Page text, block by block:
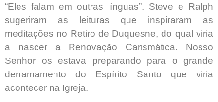
“Eles falam em outras línguas”. Steve e Ralph
sugeriram as leituras que inspiraram as
meditações no Retiro de Duquesne, do qual viria
a nascer a Renovação Carismática. Nosso
Senhor os estava preparando para o grande
derramamento do Espírito Santo que viria
acontecer na Igreja.